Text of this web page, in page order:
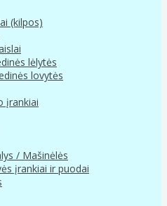
(kilpos)
lėlytės
lovytės
įrankiai
/ Mašinėlės
įrankiai ir puodai